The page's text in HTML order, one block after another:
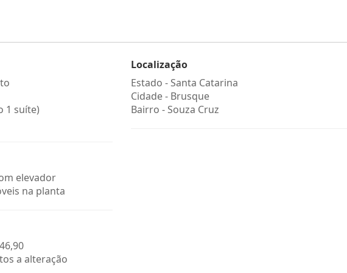
1 suíte)
elevador
na planta
a alteração
Localização
Estado -Santa Catarina
Cidade - Brusque
Bairro -Souza Cruz